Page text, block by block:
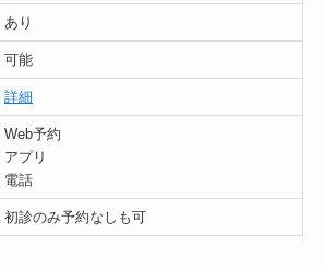
あり
可能
詳細
Web予約
アプリ
電話
初診のみ予約なしも可